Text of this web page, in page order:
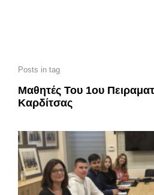
Posts in tag
Μαθητές Του 1ου
Καρδίτσας